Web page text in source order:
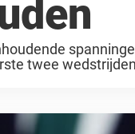
twee